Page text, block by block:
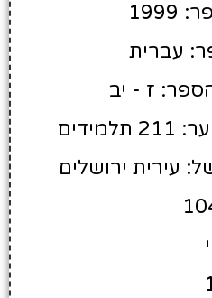
עברית
ז - יב
עירית ירושלים